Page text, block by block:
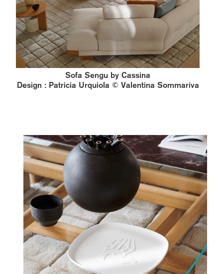
Sofa Sengu by Cassina
Design : Patricia Urquiola © Valentina Sommariva